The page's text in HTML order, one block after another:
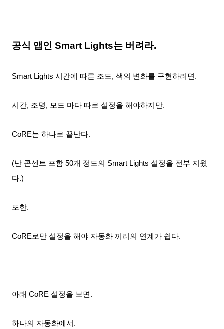
공식 앱인 Smart Lights는 버려라.
Smart Lights 시간에 따른 조도, 색의 변화를 구현하려면.
시간, 조명, 모드 마다 따로 설정을 해야하지만.
CoRE는 하나로 끝난다.
(난 콘센트 포함 50개 정도의 Smart Lights 설정을 전부 지웠
다.)
또한.
CoRE로만 설정을 해야 자동화 끼리의 연계가 쉽다.
아래 CoRE 설정을 보면.
하나의 자동화에서.